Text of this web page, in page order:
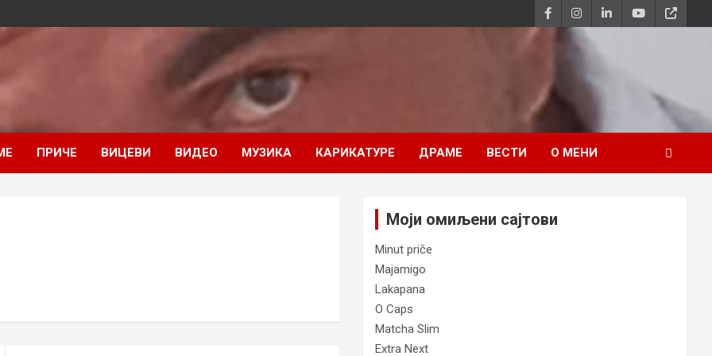
ПРИЧЕ ВИЦЕВИ ВИДЕО МУЗИКА КАРИКАТУРЕ ДРАМЕ ВЕСТИ О МЕНИ
Моји омиљени сајтови
Minut priče
Majamigo
Lakapana
O Caps
Matcha Slim
Extra Next